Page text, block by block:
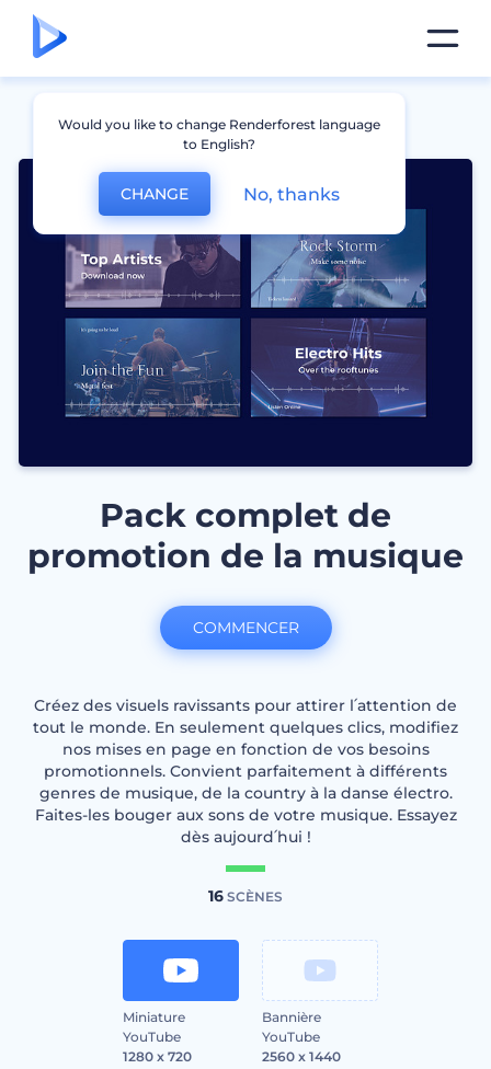
Pack complet de
promotion de la musique
Créez des visuels ravissants pour attirer l՛attention de
tout le monde. En seulement quelques clics, modifiez
nos mises en page en fonction de vos besoins
promotionnels. Convient parfaitement à différents
genres de musique, de la country à la danse électro.
Faites-les bouger aux sons de votre musique. Essayez
dès aujourd՛hui !
16 SCÈNES
Miniature
YouTube
1280 x 720
Bannière
YouTube
2560 x 1440
COMMENCER
Would you like to change Renderforest language
to English?
CHANGE No, thanks